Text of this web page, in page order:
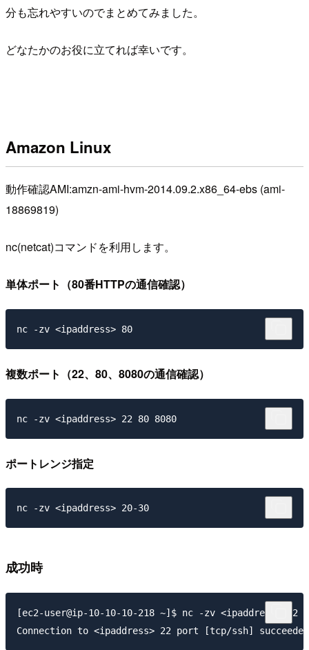
分も忘れやすいのでまとめてみました。
どなたかのお役に立てれば幸いです。
Amazon Linux
動作確認AMI:amzn-ami-hvm-2014.09.2.x86_64-ebs (ami-
18869819)
nc(netcat)コマンドを利用します。
単体ポート（80番HTTPの通信確認）
nc -zv <ipaddress> 80
複数ポート（22、80、8080の通信確認）
nc -zv <ipaddress> 22 80 8080
ポートレンジ指定
nc -zv <ipaddress> 20-30
成功時
[ec2-user@ip-10-10-10-218 ~]$ nc -zv <ipaddress> 22